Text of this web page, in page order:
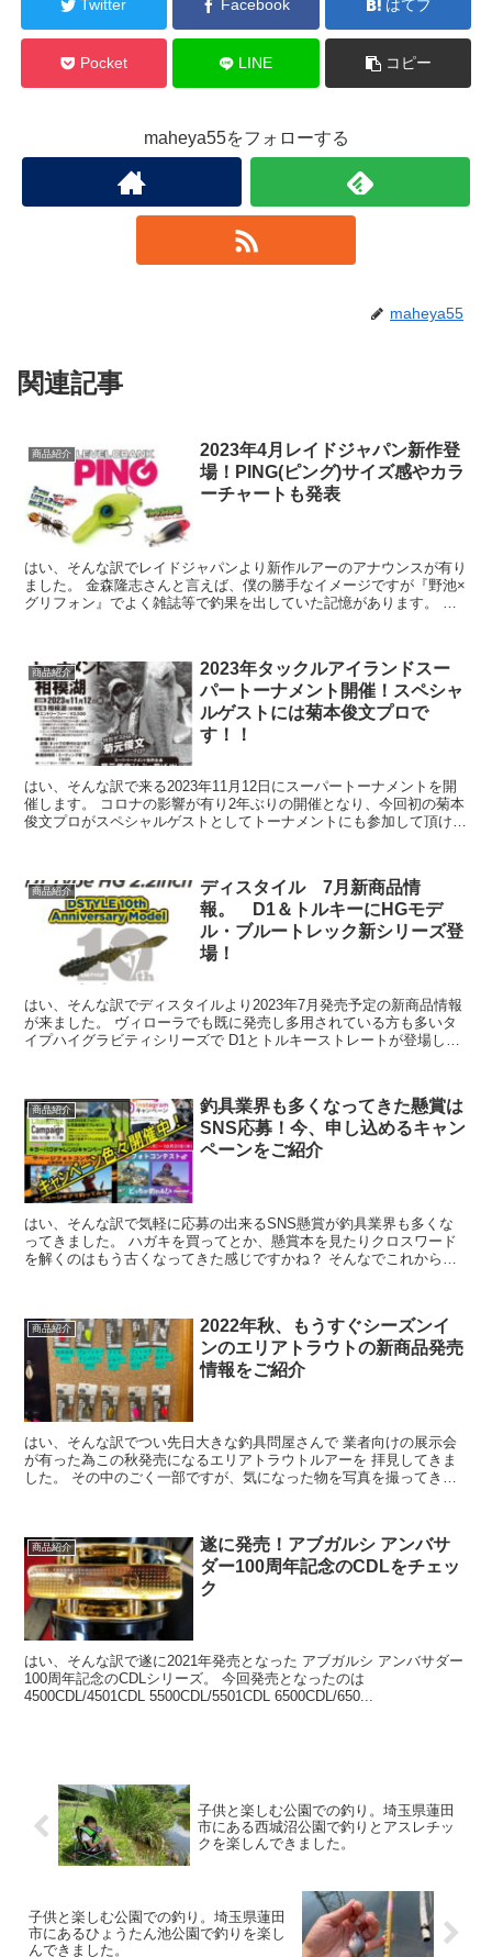
Twitter Facebook はてブ
Pocket LINE コピー
maheya55をフォローする
maheya55
関連記事
商品紹介
2023年4月レイドジャパン新作登
場！PING(ピング)サイズ感やカラ
ーチャートも発表
はい、そんな訳でレイドジャパンより新作ルアーのアナウンスが有り
ました。 金森隆志さんと言えば、僕の勝手なイメージですが『野池×
グリフォン』でよく雑誌等で釣果を出していた記憶があります。 越
商品紹介
2023年タックルアイランドスー
パートーナメント開催！スペシャ
ルゲストには菊本俊文プロで
す！！
はい、そんな訳で来る2023年11月12日にスーパートーナメントを開
催します。 コロナの影響が有り2年ぶりの開催となり、今回初の菊本
俊文プロがスペシャルゲストとしてトーナメントにも参加して頂ける
商品紹介
ディスタイル 7月新商品情
報。 D1＆トルキーにHGモデ
ル・ブルートレック新シリーズ登
場！
はい、そんな訳でディスタイルより2023年7月発売予定の新商品情報
が来ました。 ヴィローラでも既に発売し多用されている方も多いタ
イプハイグラビティシリーズで D1とトルキーストレートが登場しま
商品紹介
釣具業界も多くなってきた懸賞は
SNS応募！今、申し込めるキャン
ペーンをご紹介
はい、そんな訳で気軽に応募の出来るSNS懸賞が釣具業界も多くな
ってきました。 ハガキを買ってとか、懸賞本を見たりクロスワード
を解くのはもう古くなってきた感じですかね？ そんなでこれから応
商品紹介
2022年秋、もうすぐシーズンイ
ンのエリアトラウトの新商品発売
情報をご紹介
はい、そんな訳でつい先日大きな釣具問屋さんで 業者向けの展示会
が有った為この秋発売になるエリアトラウトルアーを 拝見してきま
した。 その中のごく一部ですが、気になった物を写真を撮ってきた
商品紹介
遂に発売！アブガルシ アンバサ
ダー100周年記念のCDLをチェッ
ク
はい、そんな訳で遂に2021年発売となった アブガルシ アンバサダー
100周年記念のCDLシリーズ。 今回発売となったのは
4500CDL/4501CDL 5500CDL/5501CDL 6500CDL/650...
子供と楽しむ公園での釣り。埼玉県蓮田
市にある西城沼公園で釣りとアスレチッ
クを楽しんできました。
子供と楽しむ公園での釣り。埼玉県蓮田
市にあるひょうたん池公園で釣りを楽し
んできました。